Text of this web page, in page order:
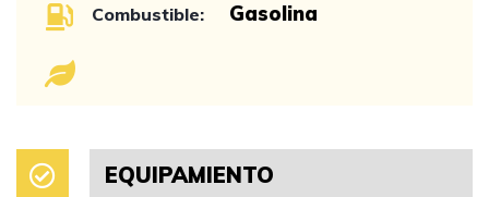
Combustible: Gasolina
EQUIPAMIENTO